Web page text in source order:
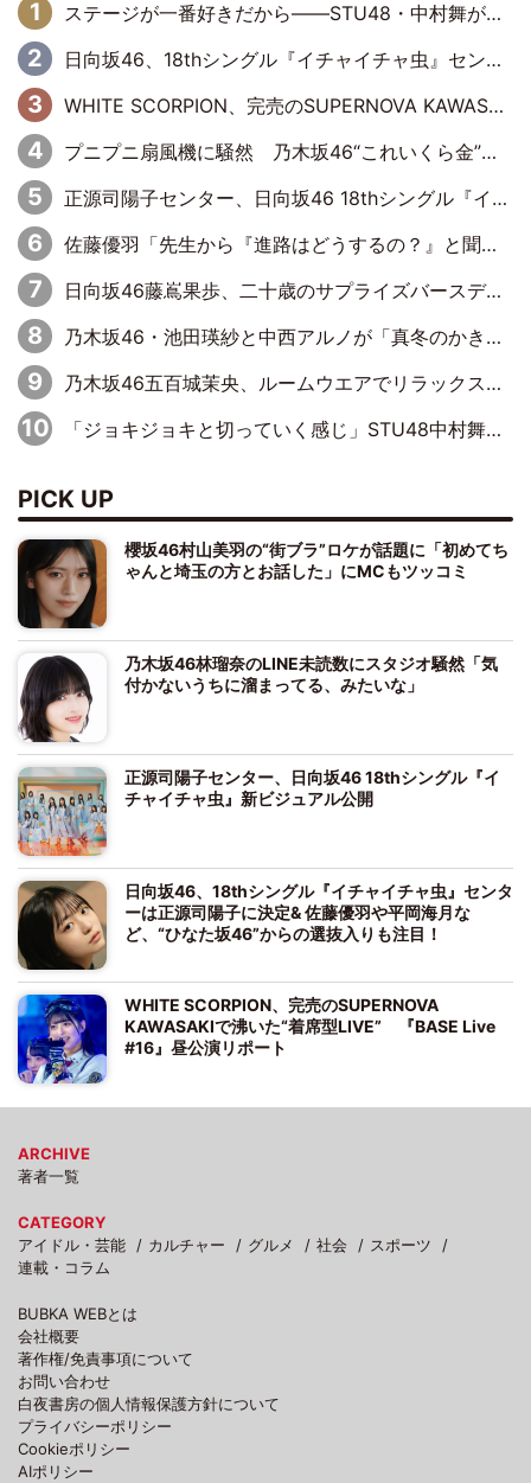
ステージが一番好きだから――STU48・中村舞が描く“これからの私”
日向坂46、18thシングル『イチャイチャ虫』センターは正源司陽子に決定& 佐藤優羽や平岡海月など、“ひなた坂46”からの選抜入りも注目！
WHITE SCORPION、完売のSUPERNOVA KAWASAKIで沸いた“着席型LIVE” 『BASE Live #16』昼公演リポート
プニプニ扇風機に騒然 乃木坂46“これいくら金”延長中は今回もわちゃわちゃ全開
正源司陽子センター、日向坂46 18thシングル『イチャイチャ虫』新ビジュアル公開
佐藤優羽「先生から『進路はどうするの？』と聞かれて。『実は……』とXのトレンドで1位になっているスマホを見せました」【日向坂46『五期生LIVE』開催記念 五期生“変革”ドキュメンタリー③】
日向坂46藤嶌果歩、二十歳のサプライズバースデーに大喜び「頼られる先輩になれるように努力していきたい」
乃木坂46・池田瑛紗と中西アルノが「真冬のかき氷」騒動で火花散らす！ 因縁の裏にあるのは、逆境をともに“凌”ぐ似た者同士の絆
乃木坂46五百城茉央、ルームウエアでリラックス「今回のグラビアを見て成長を感じていただけるとうれしい」
「ジョキジョキと切っていく感じ」STU48中村舞、新しい挑戦は自らの手で
PICK UP
櫻坂46村山美羽の“街ブラ”ロケが話題に「初めてち
ゃんと埼玉の方とお話した」にMCもツッコミ
乃木坂46林瑠奈のLINE未読数にスタジオ騒然「気
付かないうちに溜まってる、みたいな」
正源司陽子センター、日向坂46 18thシングル『イ
チャイチャ虫』新ビジュアル公開
日向坂46、18thシングル『イチャイチャ虫』センタ
ーは正源司陽子に決定& 佐藤優羽や平岡海月な
ど、“ひなた坂46”からの選抜入りも注目！
WHITE SCORPION、完売のSUPERNOVA
KAWASAKIで沸いた“着席型LIVE” 『BASE Live
#16』昼公演リポート
ARCHIVE
著者一覧
CATEGORY
アイドル・芸能
カルチャー グルメ 社会
スポーツ
連載・コラム
BUBKA WEBとは
会社概要
著作権/免責事項について
お問い合わせ
白夜書房の個人情報保護方針について
プライバシーポリシー
Cookieポリシー
AIポリシー